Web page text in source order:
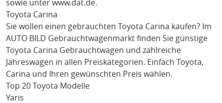
sowie unter www.dat.de.
Toyota Carina
Sie wollen einen gebrauchten Toyota Carina kaufen? Im
AUTO BILD Gebrauchtwagenmarkt finden Sie günstige
Toyota Carina Gebrauchtwagen und zahlreiche
Jahreswagen in allen Preiskategorien. Einfach Toyota,
Carina und Ihren gewünschten Preis wählen.
Top 20 Toyota Modelle
Yaris